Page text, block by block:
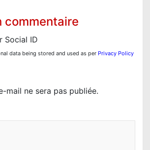
commentaire
Social ID
data being stored and used as per Privacy Policy
mail ne sera pas publiée.